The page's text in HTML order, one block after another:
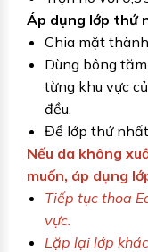
Áp dụng lớp thứ
Chia mặt
Dùng bông
từng khu vực
đều.
Để lớp thứ
Nếu da không
muốn, áp dụng
Tiếp tục thoa
vực.
Lặp lại lớp